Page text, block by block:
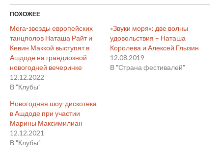
ПОХОЖЕЕ
Мега-звезды европейских
танцполов Наташа Райт и
Кевин Маккой выступят в
Ашдоде на грандиозной
новогодней вечеринке
12.12.2022
В "Клубы"
«Звуки моря»: две волны
удовольствия – Наташа
Королева и Алексей Глызин
12.08.2019
В "Страна фестивалей"
Новогодняя шоу-дискотека
в Ашдоде при участии
Марины Максимилиан
12.12.2021
В "Клубы"